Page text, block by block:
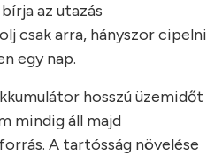
az utazás
csak arra, hányszor cipelni
egy nap.
hosszú üzemidőt
mindig áll majd
A tartósság növelése